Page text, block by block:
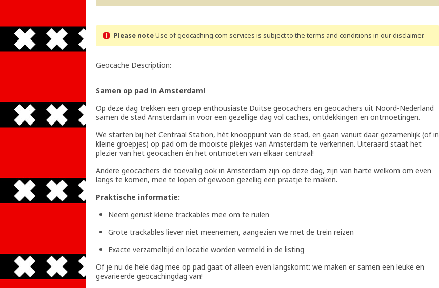
Please noteUse of geocaching.com services is subject to the terms and conditions in our disclaimer.
Geocache Description:
Samen op pad in Amsterdam!
Op deze dag trekken een groep enthousiaste Duitse geocachers en geocachers uit Noord-Nederland
samen de stad Amsterdam in voor een gezellige dag vol caches, ontdekkingen en ontmoetingen.
We starten bij het Centraal Station, hét knooppunt van de stad, en gaan vanuit daar gezamenlijk (of in
kleine groepjes) op pad om de mooiste plekjes van Amsterdam te verkennen. Uiteraard staat het
plezier van het geocachen én het ontmoeten van elkaar centraal!
Andere geocachers die toevallig ook in Amsterdam zijn op deze dag, zijn van harte welkom om even
langs te komen, mee te lopen of gewoon gezellig een praatje te maken.
Praktische informatie:
Neem gerust kleine trackables mee om te ruilen
Grote trackables liever niet meenemen, aangezien we met de trein reizen
Exacte verzameltijd en locatie worden vermeld in de listing
Of je nu de hele dag mee op pad gaat of alleen even langskomt: we maken er samen een leuke en
gevarieerde geocachingdag van!